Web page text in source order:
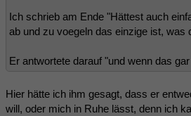
Ich schrieb am Ende "Hättest auch
ab und zu voegeln das einzige ist, was
Er antwortete darauf "und wenn das
Hier hätte ich ihm gesagt, dass er
will, oder mich in Ruhe lässt, denn ich